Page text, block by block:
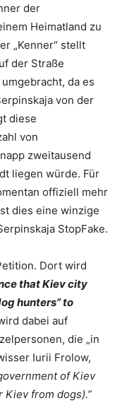
der
Heimatland zu
„Kenner“ stellt
der Straße
da es
von der
diese
von
zweitausend
liegen würde. Für
offiziell mehr
dies eine winzige
StopFake.
Dort wird
that Kiev city
hunters” to
dabei auf
die „in
Iurii Frolow,
of Kiev
from dogs).”